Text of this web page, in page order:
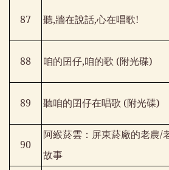
87 聽,牆在說話,心在唱歌!
88 咱的囝仔,咱的歌 (附光碟)
89 聽咱的囝仔在唱歌 (附光碟)
90
阿緱菸雲：屏東菸廠的老農/
故事